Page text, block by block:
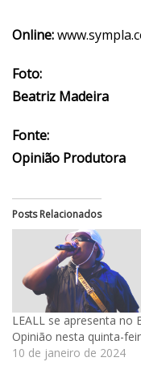
Online:
Foto:
Beatriz Madeira
Fonte:
Opinião Produtora
Posts Relacionados
LEALL se apresenta no
Opinião nesta quinta-
10 de janeiro de 2024